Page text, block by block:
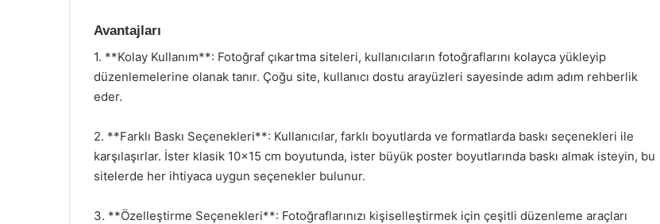
Avantajları
1. **Kolay Kullanım**: Fotoğraf çıkartma siteleri, kullanıcıların fotoğraflarını kolayca yükleyip
düzenlemelerine olanak tanır. Çoğu site, kullanıcı dostu arayüzleri sayesinde adım adım rehberlik
eder.
2. **Farklı Baskı Seçenekleri**: Kullanıcılar, farklı boyutlarda ve formatlarda baskı seçenekleri ile
karşılaşırlar. İster klasik 10×15 cm boyutunda, ister büyük poster boyutlarında baskı almak isteyin, bu
sitelerde her ihtiyaca uygun seçenekler bulunur.
3. **Özelleştirme Seçenekleri**: Fotoğraflarınızı kişiselleştirmek için çeşitli düzenleme araçları